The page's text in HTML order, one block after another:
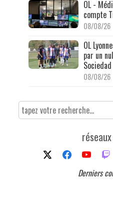
OL -
compte
08/08/26
OL
par un
Sociedad
08/08/26
Derniers